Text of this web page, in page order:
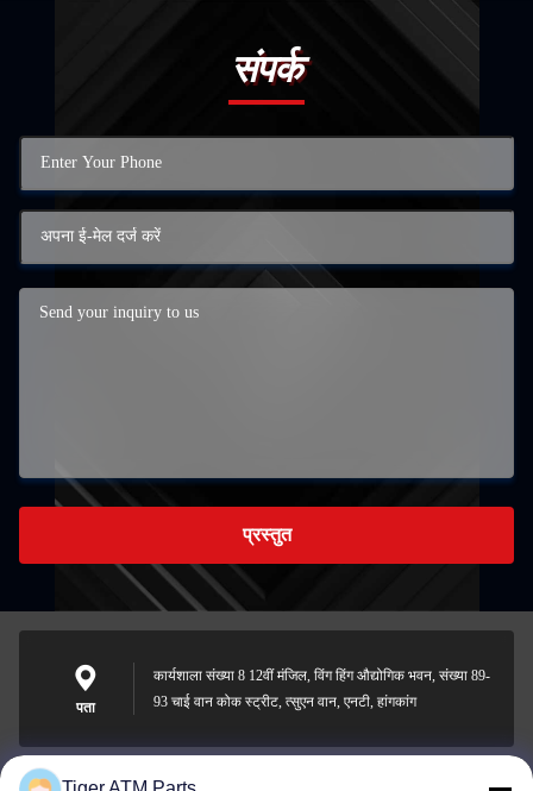
संपर्क
प्रस्तुत
पता
कार्यशाला संख्या 8 12वीं मंजिल, विंग हिंग औद्योगिक भवन, संख्या 89-
93 चाई वान कोक स्ट्रीट, त्सुएन वान, एनटी, हांगकांग